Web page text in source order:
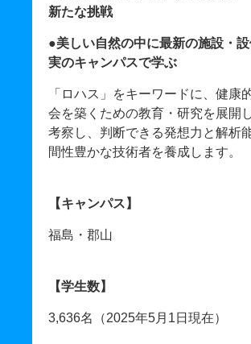
新たな挑戦
●美しい自然の中に最新の施設・
実のキャンパスで学ぶ
「ロハス」をキーワードに、健康
会を築くための教育・研究を展開
考察し、判断できる発想力と解析
間性豊かな技術者を養成します。
【キャンパス】
福島・郡山
【学生数】
3,636名（2025年5月1日現在）